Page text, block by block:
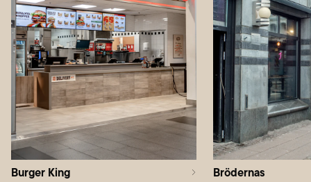
Burger King Brödernas